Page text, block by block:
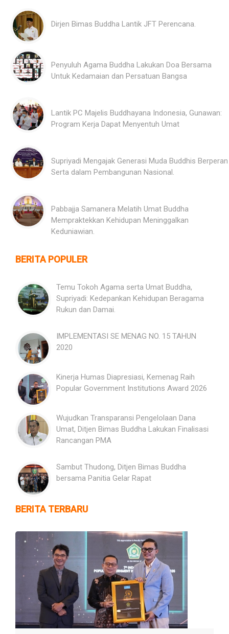
Dirjen Bimas Buddha Lantik JFT Perencana.
Penyuluh Agama Buddha Lakukan Doa Bersama
Untuk Kedamaian dan Persatuan Bangsa
Lantik PC Majelis Buddhayana Indonesia, Gunawan:
Program Kerja Dapat Menyentuh Umat
Supriyadi Mengajak Generasi Muda Buddhis Berperan
Serta dalam Pembangunan Nasional.
Pabbajja Samanera Melatih Umat Buddha
Mempraktekkan Kehidupan Meninggalkan
Keduniawian.
BERITA POPULER
Temu Tokoh Agama serta Umat Buddha,
Supriyadi: Kedepankan Kehidupan Beragama
Rukun dan Damai.
IMPLEMENTASI SE MENAG NO. 15 TAHUN
2020
Kinerja Humas Diapresiasi, Kemenag Raih
Popular Government Institutions Award 2026
Wujudkan Transparansi Pengelolaan Dana
Umat, Ditjen Bimas Buddha Lakukan Finalisasi
Rancangan PMA
Sambut Thudong, Ditjen Bimas Buddha
bersama Panitia Gelar Rapat
BERITA TERBARU